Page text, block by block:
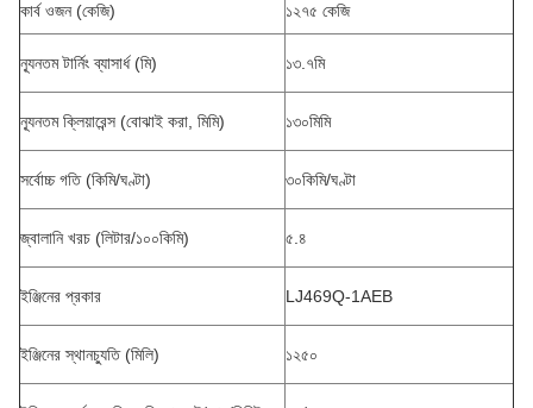
কার্ব ওজন (কেজি) ১২৭৫ কেজি
ন্যূনতম টার্নিং ব্যাসার্ধ (মি) ১৩.৭মি
ন্যূনতম ক্লিয়ারেন্স (বোঝাই করা, মিমি) ১৩০মিমি
সর্বোচ্চ গতি (কিমি/ঘণ্টা) ৩০কিমি/ঘণ্টা
জ্বালানি খরচ (লিটার/১০০কিমি) ৫.৪
ইঞ্জিনের প্রকার LJ469Q-1AEB
ইঞ্জিনের স্থানচ্যুতি (মিলি) ১২৫০